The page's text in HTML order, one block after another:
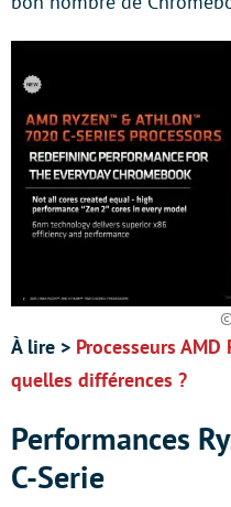
À lire > Processeurs
quelles différences ?
Performances
C-Serie